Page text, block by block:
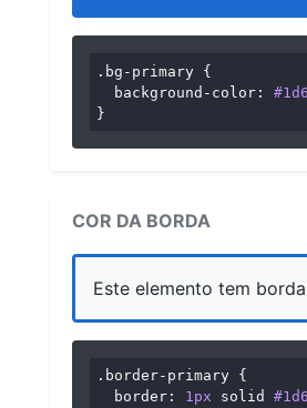
.bg-primary {
background-color :
}
COR DA BORDA
Este elemento tem
.border-primary {
border : 1px solid